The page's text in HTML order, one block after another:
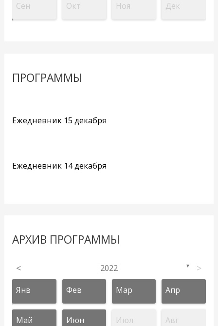
Сен Окт Ноя Дек
ПРОГРАММЫ
Ежедневник 15 декабря
Ежедневник 14 декабря
АРХИВ ПРОГРАММЫ
< 2022 ▼ >
Янв Фев Мар Апр
Май Июн Июл Авг